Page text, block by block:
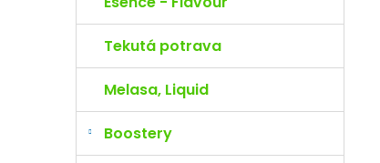
Tekutá potrava
Melasa, Liquid
Boostery